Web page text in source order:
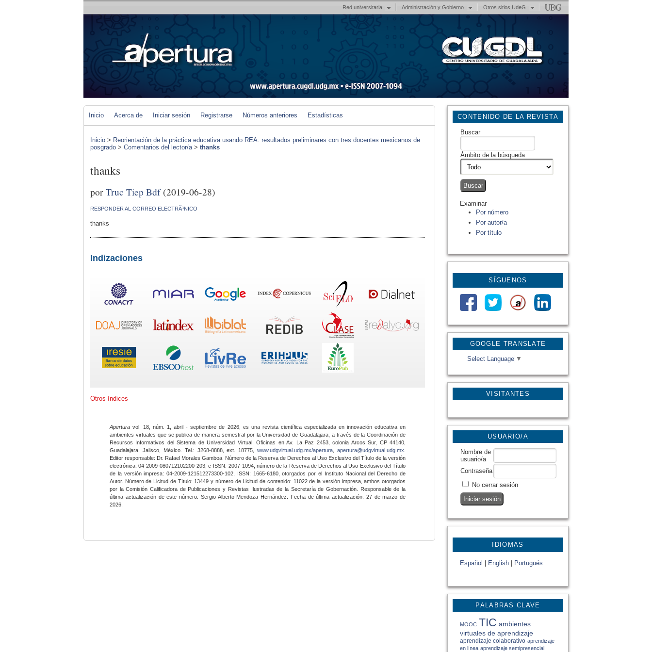
Red universitaria Administración y Gobierno Otros sitios UdeG
GOOGLE TRANSLATE
Select Language ▼
VISITANTES
CONTENIDO DE LA REVISTA
Buscar
Ámbito de la búsqueda
Examinar
Por número
Por autor/a
Por título
SÍGUENOS
USUARIO/A
Nombre de
usuario/a
Contraseña
No cerrar sesión
IDIOMAS
Español English Portugués
PALABRAS CLAVE
MOOC TIC ambientes
virtuales de aprendizaje
aprendizaje colaborativo aprendizaje
en línea aprendizaje semipresencial
Inicio Acerca de Iniciar sesión Registrarse Números anteriores Estadísticas
Inicio > Reorientación de la práctica educativa usando REA: resultados preliminares con tres docentes mexicanos de
posgrado > Comentarios del lector/a> thanks
thanks
porTruc Tiep Bdf(2019-06-28)
RESPONDER AL CORREO ELECTRÃ³NICO
thanks
Indizaciones
Otros índices
Apertura vol. 18, núm. 1, abril - septiembre de 2026, es una revista científica especializada en innovación educativa en
ambientes virtuales que se publica de manera semestral por la Universidad de Guadalajara, a través de la Coordinación de
Recursos Informativos del Sistema de Universidad Virtual. Oficinas en Av. La Paz 2453, colonia Arcos Sur, CP 44140,
Guadalajara, Jalisco, México. Tel.: 3268-8888, ext. 18775,www.udgvirtual.udg.mx/apertura apertura@udgvirtual.udg.mx
Editor responsable: Dr. Rafael Morales Gamboa. Número de la Reserva de Derechos al Uso Exclusivo del Título de la versión
electrónica: 04-2009-080712102200-203, e-ISSN: 2007-1094; número de la Reserva de Derechos al Uso Exclusivo del Título
de la versión impresa: 04-2009-121512273300-102, ISSN: 1665-6180, otorgados por el Instituto Nacional del Derecho de
Autor. Número de Licitud de Título: 13449 y número de Licitud de contenido: 11022 de la versión impresa, ambos otorgados
por la Comisión Calificadora de Publicaciones y Revistas Ilustradas de la Secretaría de Gobernación. Responsable de la
última actualización de este número: Sergio Alberto Mendoza Hernández. Fecha de última actualización: 27 de marzo de
2026.